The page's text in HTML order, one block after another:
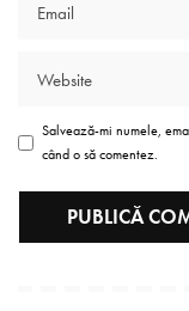
Salvează-mi numele,
când o să comentez.